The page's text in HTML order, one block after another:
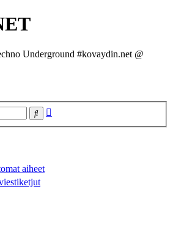
Underground #kovaydin.net @
Etsi
aiheet